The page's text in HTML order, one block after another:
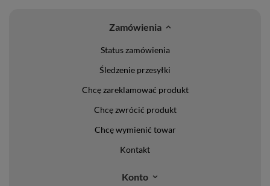
Zamówienia
Status zamówienia
Śledzenie przesyłki
Chcę zareklamować produkt
Chcę zwrócić produkt
Chcę wymienić towar
Kontakt
Konto